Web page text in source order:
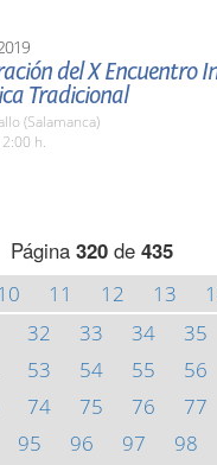
del X Encuentro
Tradicional
(Salamanca)
h.
Página 320de 435
10 11 12 13
32 33 34 35
53 54 55 56
74 75 76 77
95 96 97 98